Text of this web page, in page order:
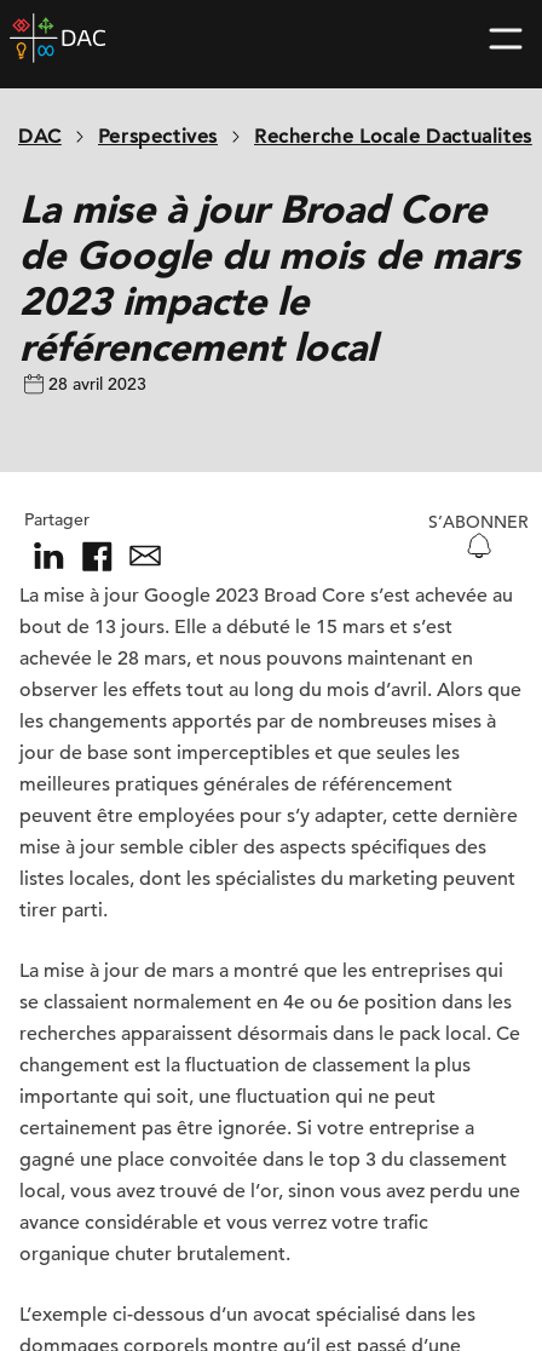
Skip
to
home
DAC Perspectives Recherche Locale Dactualites
La mise à jour Broad Core
de Google du mois de mars
2023 impacte le
référencement local
28 avril 2023
Partager S’ABONNER
La mise à jour Google 2023 Broad Core s’est achevée au
bout de 13 jours. Elle a débuté le 15 mars et s’est
achevée le 28 mars, et nous pouvons maintenant en
observer les effets tout au long du mois d’avril. Alors que
les changements apportés par de nombreuses mises à
jour de base sont imperceptibles et que seules les
meilleures pratiques générales de référencement
peuvent être employées pour s’y adapter, cette dernière
mise à jour semble cibler des aspects spécifiques des
listes locales, dont les spécialistes du marketing peuvent
tirer parti.
La mise à jour de mars a montré que les entreprises qui
se classaient normalement en 4e ou 6e position dans les
recherches apparaissent désormais dans le pack local. Ce
changement est la fluctuation de classement la plus
importante qui soit, une fluctuation qui ne peut
certainement pas être ignorée. Si votre entreprise a
gagné une place convoitée dans le top 3 du classement
local, vous avez trouvé de l’or, sinon vous avez perdu une
avance considérable et vous verrez votre trafic
organique chuter brutalement.
L’exemple ci-dessous d’un avocat spécialisé dans les